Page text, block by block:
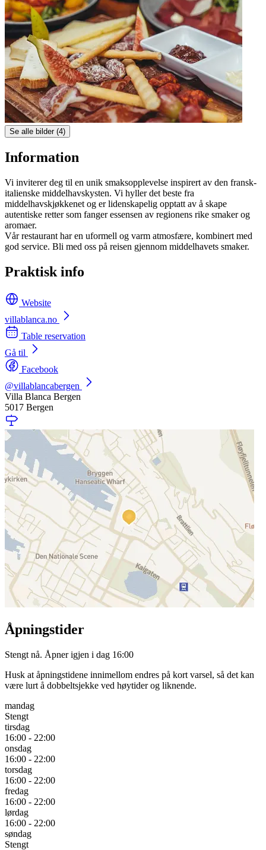
Se alle bilder (4)
Information
Vi inviterer deg til en unik smaksopplevelse inspirert av den fransk-
italienske middelhavskysten. Vi hyller det beste fra
middelhavskjøkkenet og er lidenskapelig opptatt av å skape
autentiske retter som fanger essensen av regionens rike smaker og
aromaer.
Vår restaurant har en uformell og varm atmosfære, kombinert med
god service. Bli med oss på reisen gjennom middelhavets smaker.
Praktisk info
Website
villablanca.no
Table reservation
Gå til
Facebook
@villablancabergen
Villa Blanca Bergen
5017 Bergen
Åpningstider
Stengt nå. Åpner igjen i dag 16:00
Husk at åpningstidene innimellom endres på kort varsel, så det kan
være lurt å dobbeltsjekke ved høytider og liknende.
mandag
Stengt
tirsdag
16:00 - 22:00
onsdag
16:00 - 22:00
torsdag
16:00 - 22:00
fredag
16:00 - 22:00
lørdag
16:00 - 22:00
søndag
Stengt